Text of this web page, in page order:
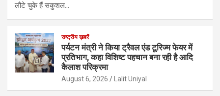
लौटे चुके हैं सकुशल…
राष्ट्रीय ख़बरें
पर्यटन मंत्री ने किया ट्रैवल एंड टूरिज्म फेयर में
प्रतिभाग, कहा विशिष्ट पहचान बना रही है आदि
कैलाश परिक्रमा
August 6, 2026 Lalit Uniyal